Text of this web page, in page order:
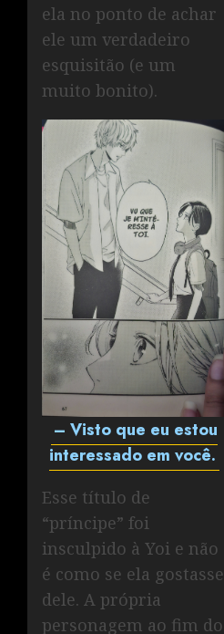
ela no ponto de achar
ele um verdadeiro
esquisitão (e um
muito bonito).
– Visto que eu estou
interessado em você.
Esse título de
“príncipe” foi
insculpido à Yoi e não
é como se ela gostasse
dele. A própria
personagem ao fim do